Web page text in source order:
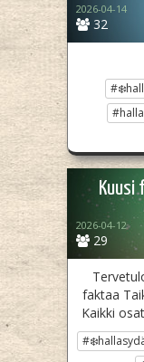
32
2026-04-14
29
2026-04-12
faktaa
Kaikki